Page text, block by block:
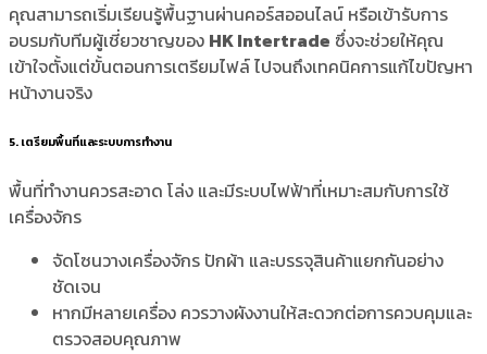
คุณสามารถเริ่มเรียนรู้พื้นฐานผ่านคอร์สออนไลน์ หรือเข้ารับการ
อบรมกับทีมผู้เชี่ยวชาญของ HK Intertrade ซึ่งจะช่วยให้คุณ
เข้าใจตั้งแต่ขั้นตอนการเตรียมไฟล์ ไปจนถึงเทคนิคการแก้ไขปัญหา
หน้างานจริง
5. เตรียมพื้นที่และระบบการทำงาน
พื้นที่ทำงานควรสะอาด โล่ง และมีระบบไฟฟ้าที่เหมาะสมกับการใช้
เครื่องจักร
จัดโซนวางเครื่องจักร ปักผ้า และบรรจุสินค้าแยกกันอย่าง
ชัดเจน
หากมีหลายเครื่อง ควรวางผังงานให้สะดวกต่อการควบคุมและ
ตรวจสอบคุณภาพ